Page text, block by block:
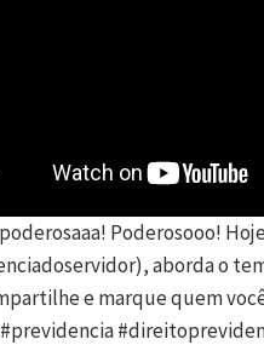
Poderosooo!
aborda o
e marque quem